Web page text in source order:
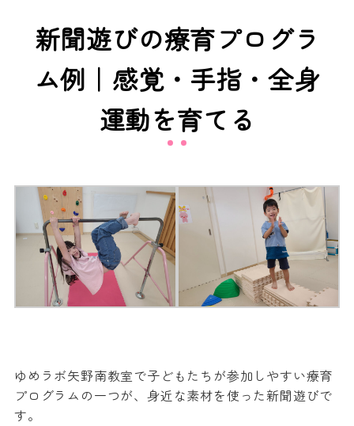
新聞遊びの療育プログラ
ム例｜感覚・手指・全身
運動を育てる
ゆめラボ矢野南教室で子どもたちが参加しやすい療育
プログラムの一つが、身近な素材を使った新聞遊びで
す。